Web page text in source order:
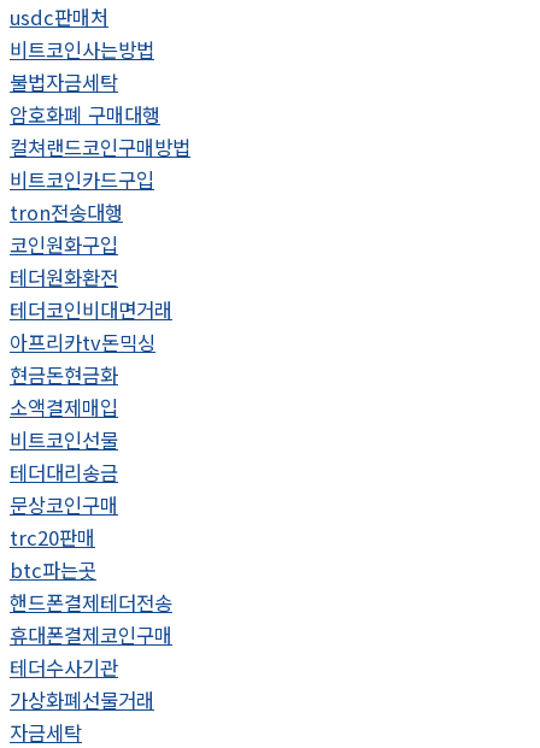
usdc판매처
비트코인사는방법
불법자금세탁
암호화폐 구매대행
컬쳐랜드코인구매방법
비트코인카드구입
tron전송대행
코인원화구입
테더원화환전
테더코인비대면거래
아프리카tv돈믹싱
현금돈현금화
소액결제매입
비트코인선물
테더대리송금
문상코인구매
trc20판매
btc파는곳
핸드폰결제테더전송
휴대폰결제코인구매
테더수사기관
가상화폐선물거래
자금세탁